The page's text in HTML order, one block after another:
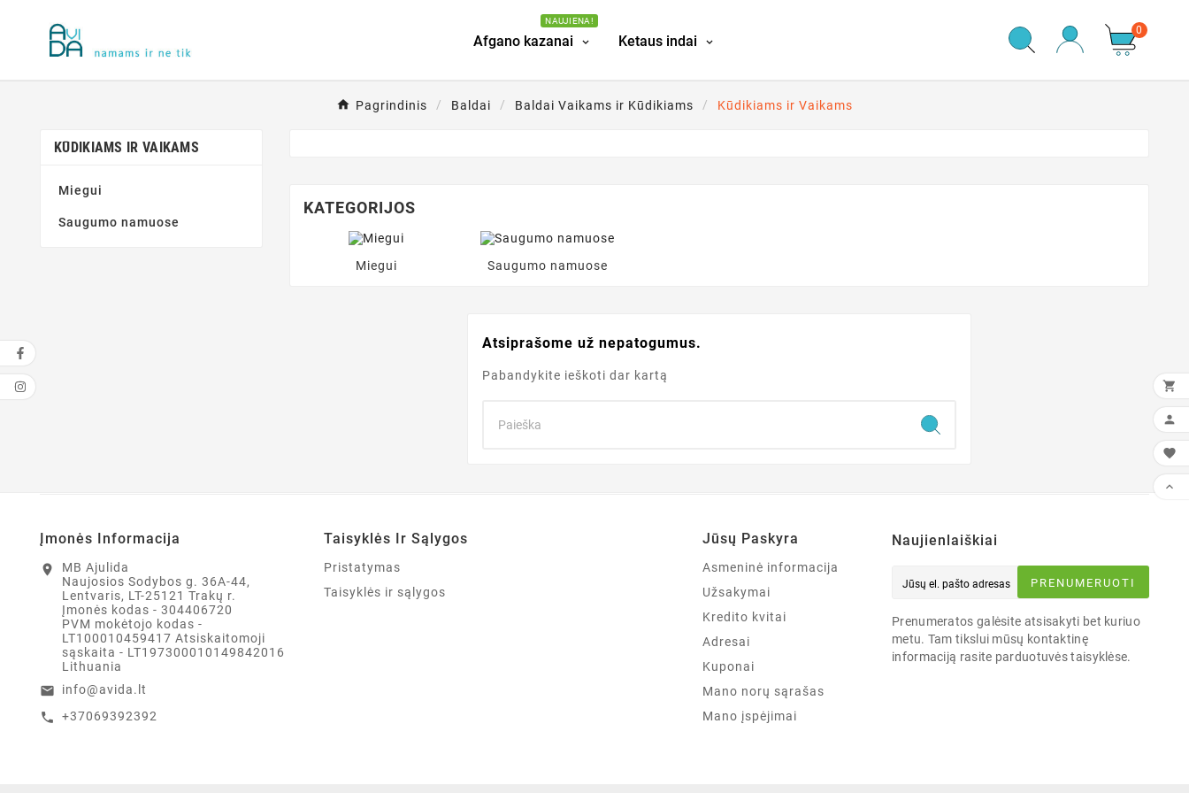
Afgano kazanai
NAUJIENA!
Ketaus indai
0
Pagrindinis Baldai Baldai Vaikams ir Kūdikiams Kūdikiams ir Vaikams
KŪDIKIAMS IR VAIKAMS
Miegui
Saugumo namuose
KATEGORIJOS
Miegui Saugumo namuose
Atsiprašome už nepatogumus.
Pabandykite ieškoti dar kartą
Įmonės Informacija
location_on
MB Ajulida
Naujosios Sodybos g. 36A-44,
Lentvaris, LT-25121 Trakų r.
Įmonės kodas - 304406720
PVM mokėtojo kodas -
LT100010459417 Atsiskaitomoji
sąskaita - LT197300010149842016
Lithuania
email info@avida.lt
call +37069392392
Taisyklės Ir Sąlygos
Pristatymas
Taisyklės ir sąlygos
Jūsų Paskyra
Asmeninė informacija
Užsakymai
Kredito kvitai
Adresai
Kuponai
Mano norų sąrašas
Mano įspėjimai
Naujienlaiškiai
PRENUMERUOTI
Prenumeratos galėsite atsisakyti bet kuriuo
metu. Tam tikslui mūsų kontaktinę
informaciją rasite parduotuvės taisyklėse.



